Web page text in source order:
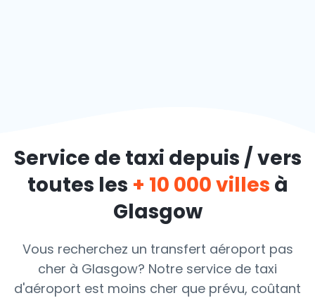
Service de taxi depuis / vers
toutes les + 10 000 villes à
Glasgow
Vous recherchez un transfert aéroport pas
cher à Glasgow? Notre service de taxi
d'aéroport est moins cher que prévu, coûtant